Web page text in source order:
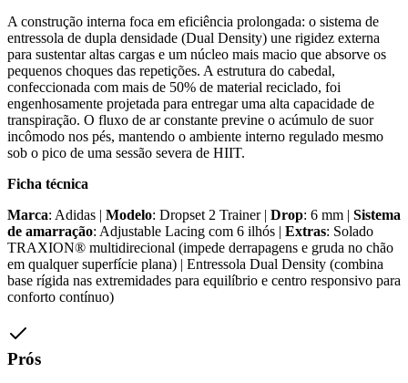
A construção interna foca em eficiência prolongada: o sistema de
entressola de dupla densidade (Dual Density) une rigidez externa
para sustentar altas cargas e um núcleo mais macio que absorve os
pequenos choques das repetições. A estrutura do cabedal,
confeccionada com mais de 50% de material reciclado, foi
engenhosamente projetada para entregar uma alta capacidade de
transpiração. O fluxo de ar constante previne o acúmulo de suor
incômodo nos pés, mantendo o ambiente interno regulado mesmo
sob o pico de uma sessão severa de HIIT.
Ficha técnica
Marca: Adidas | Modelo: Dropset 2 Trainer | Drop: 6 mm | Sistema
de amarração: Adjustable Lacing com 6 ilhós | Extras: Solado
TRAXION® multidirecional (impede derrapagens e gruda no chão
em qualquer superfície plana) | Entressola Dual Density (combina
base rígida nas extremidades para equilíbrio e centro responsivo para
conforto contínuo)
Prós